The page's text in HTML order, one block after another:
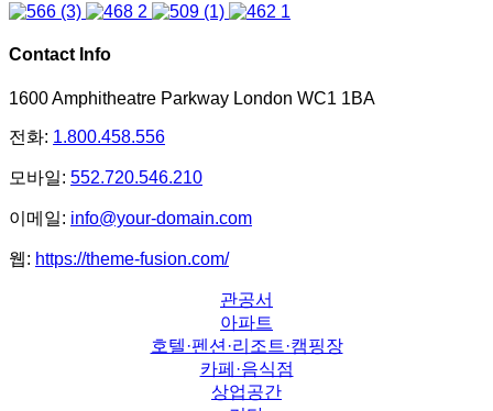
Contact Info
1600 Amphitheatre Parkway London WC1 1BA
전화: 1.800.458.556
모바일: 552.720.546.210
이메일: info@your-domain.com
웹: https://theme-fusion.com/
관공서
아파트
호텔·펜션·리조트·캠핑장
카페·음식점
상업공간